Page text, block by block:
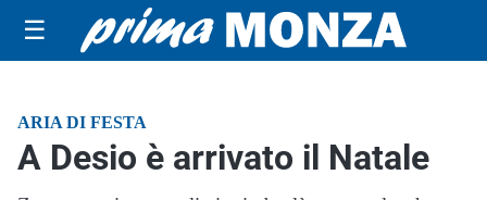
☰
ARIA DI FESTA
A Desio è arrivato il Natale